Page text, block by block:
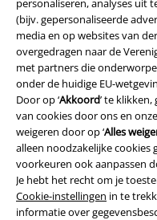
personaliseren, analyses uit
(bijv. gepersonaliseerde
media en op websites van
overgedragen naar de
met partners die
onder de huidige EU-
Door op ‘Akkoord’ te
van cookies door ons en
weigeren door op ‘Alles
alleen noodzakelijke cookies
voorkeuren ook aanpassen
Je hebt het recht om je
Cookie-instellingen in te
informatie over
Legal
Algemene Voorwaarden
Bedrijfsgegevens
Privacyverklaring